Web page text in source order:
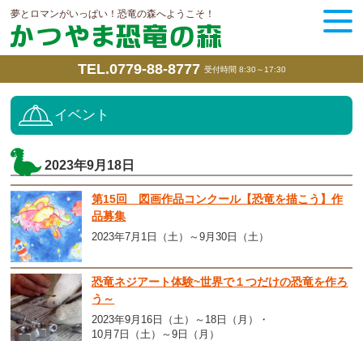
夢とロマンがいっぱい！恐竜の森へようこそ！
TEL.0779-88-8777 受付時間 8:30～17:30
イベント
2023年9月18日
第15回 図画作品コンクール【恐竜を描こう】作
品募集
2023年7月1日（土）～9月30日（土）
恐竜ネジアート体験~世界で１つだけの恐竜を作ろ
う～
2023年9月16日（土）～18日（月）
10月7日（土）～9日（月）